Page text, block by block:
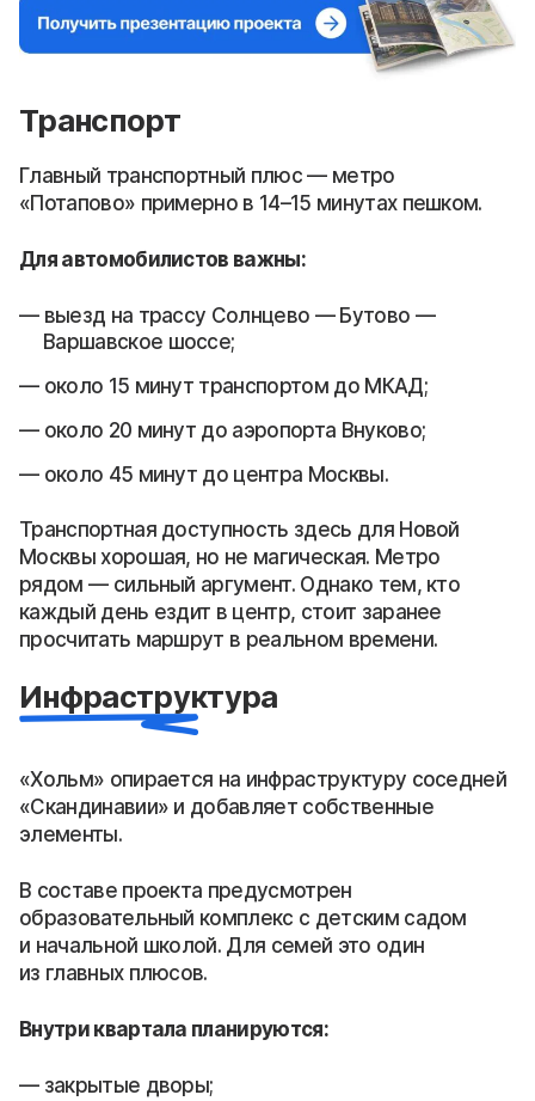
Транспорт
Главный транспортный плюс — метро
«Потапово» примерно в 14–15 минутах пешком.
Для автомобилистов важны:
выезд на трассу Солнцево — Бутово —
Варшавское шоссе;
около 15 минут транспортом до МКАД;
около 20 минут до аэропорта Внуково;
около 45 минут до центра Москвы.
Транспортная доступность здесь для Новой
Москвы хорошая, но не магическая. Метро
рядом — сильный аргумент. Однако тем, кто
каждый день ездит в центр, стоит заранее
просчитать маршрут в реальном времени.
Инфраструктура
«Хольм» опирается на инфраструктуру соседней
«Скандинавии» и добавляет собственные
элементы.
В составе проекта предусмотрен
образовательный комплекс с детским садом
и начальной школой. Для семей это один
из главных плюсов.
Внутри квартала планируются:
закрытые дворы;